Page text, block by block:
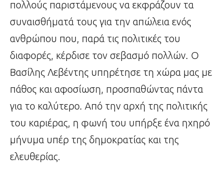
πολλούς παριστάμενους να εκφράζουν τα
συναισθήματά τους για την απώλεια ενός
ανθρώπου που, παρά τις πολιτικές του
διαφορές, κέρδισε τον σεβασμό πολλών. Ο
Βασίλης Λεβέντης υπηρέτησε τη χώρα μας με
πάθος και αφοσίωση, προσπαθώντας πάντα
για το καλύτερο. Από την αρχή της πολιτικής
του καριέρας, η φωνή του υπήρξε ένα ηχηρό
μήνυμα υπέρ της δημοκρατίας και της
ελευθερίας.